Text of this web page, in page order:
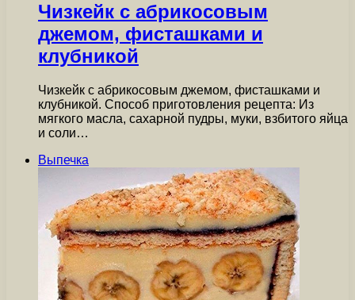
Чизкейк с абрикосовым
джемом, фисташками и
клубникой
Чизкейк с абрикосовым джемом, фисташками и
клубникой. Способ приготовления рецепта: Из
мягкого масла, сахарной пудры, муки, взбитого яйца
и соли…
Выпечка